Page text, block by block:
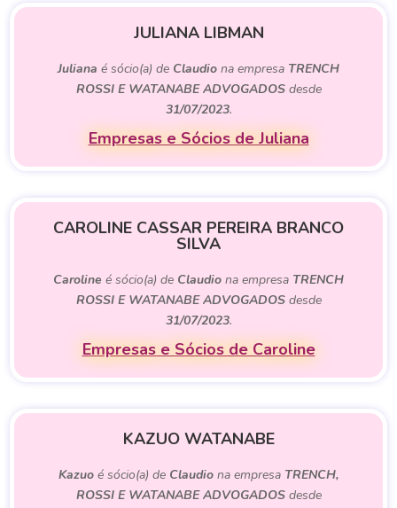
JULIANA LIBMAN
Juliana é sócio(a) de Claudio na empresa TRENCH
ROSSI E WATANABE ADVOGADOSdesde
31/07/2023.
Empresas e Sócios de Juliana
CAROLINE CASSAR PEREIRA BRANCO
SILVA
Caroline é sócio(a) de Claudio na empresa TRENCH
ROSSI E WATANABE ADVOGADOSdesde
31/07/2023.
Empresas e Sócios de Caroline
KAZUO WATANABE
Kazuo é sócio(a) de Claudio na empresa TRENCH,
ROSSI E WATANABE ADVOGADOSdesde